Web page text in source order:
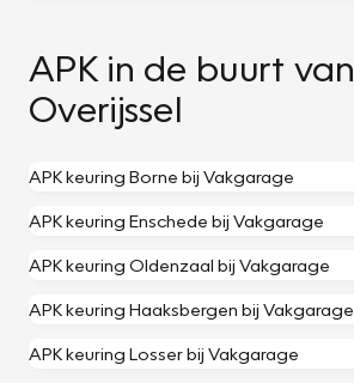
APK in de buurt van
Overijssel
APK keuring Borne bij Vakgarage
APK keuring Enschede bij Vakgarage
APK keuring Oldenzaal bij Vakgarage
APK keuring Haaksbergen bij Vakgarage
APK keuring Losser bij Vakgarage